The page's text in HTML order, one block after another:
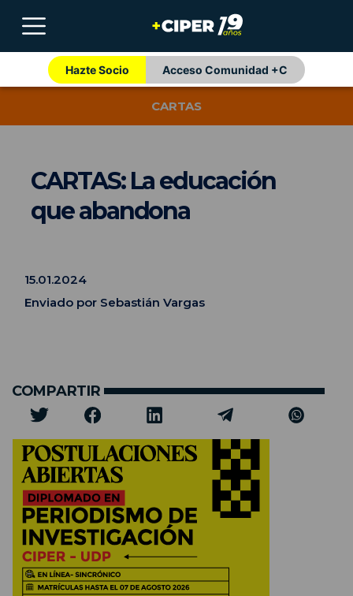
Hazte Socio Acceso Comunidad +C
CARTAS
CARTAS: La educación
que abandona
15.01.2024
Enviado por Sebastián Vargas
COMPARTIR